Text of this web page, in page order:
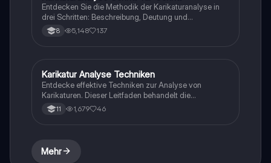
Entdecken Sie die Methodik der Karikaturanalyse in
drei Schritten: Beschreibung, Deutung und
Beurteilung. Erfahren Sie, wie Sie Karikaturen
analysieren, deren Botschaften entschlüsseln und die
8 5,148 137
Geschichte
Karikatur Analyse Techniken
Entdecke effektive Techniken zur Analyse von
Karikaturen. Dieser Leitfaden behandelt die
grundlegenden Schritte: Identifikation von Autor,
Quelle und Jahr, Beschreibung des Inhalts,
Geschichtsstudenten, die ihre Analysefähigkeiten
verbessern möchten.
11 1,679 46
Mehr